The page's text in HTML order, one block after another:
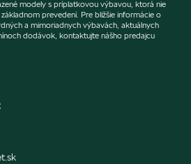
modely s príplatkovou výbavou, ktorá nie
prevedení. Pre bližšie informácie o
a mimoriadnych výbavách, aktuálnych
dodávok, kontaktujte nášho predajcu